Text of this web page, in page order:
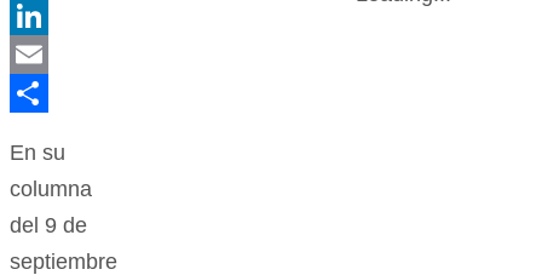
WhatsApp
LinkedIn
Email
En su
columna
del 9 de
septiembre